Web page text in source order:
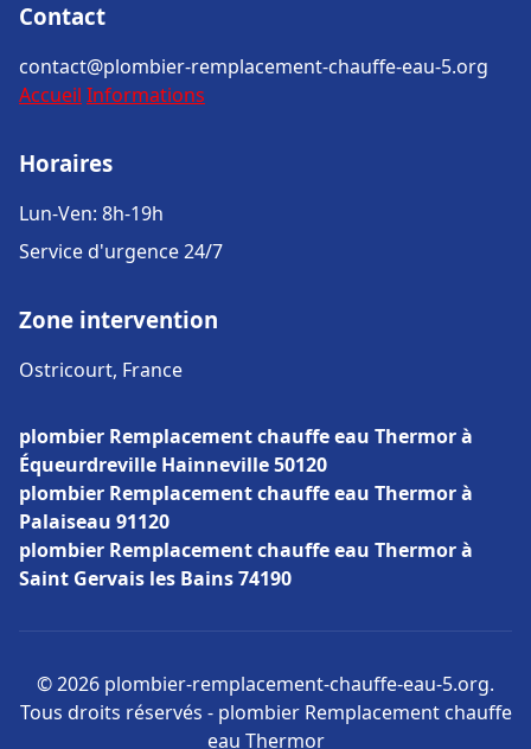
Contact
contact@plombier-remplacement-chauffe-eau-5.org
Accueil Informations
Horaires
Lun-Ven: 8h-19h
Service d'urgence 24/7
Zone intervention
Ostricourt, France
plombier Remplacement chauffe eau Thermor à
Équeurdreville Hainneville 50120
plombier Remplacement chauffe eau Thermor à
Palaiseau 91120
plombier Remplacement chauffe eau Thermor à
Saint Gervais les Bains 74190
© 2026 plombier-remplacement-chauffe-eau-5.org.
Tous droits réservés - plombier Remplacement chauffe
eau Thermor